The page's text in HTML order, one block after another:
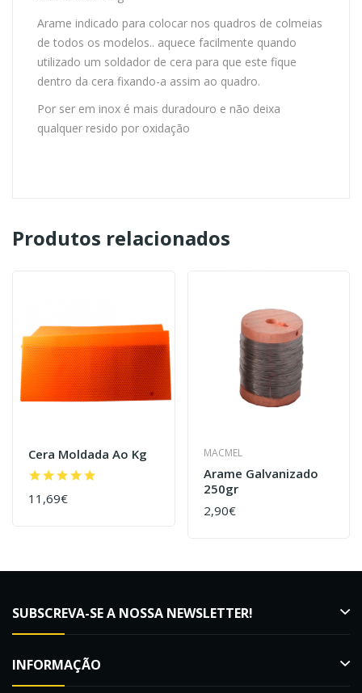
Arame indicado para colocar nos quadros de colmeias
de todos os modelos.. aquece facilmente quando
utilizado um soldador de cera para que este fique
dentro da cera fixando-a assim ao quadro.
Por ser em inox é mais duradouro e não deixa
qualquer resido por oxidação
Produtos relacionados
Cera Moldada Ao Kg
11,69€
MACMEL
Arame Galvanizado
250gr
2,90€
SUBSCREVA-SE A NOSSA NEWSLETTER!
INFORMAÇÃO